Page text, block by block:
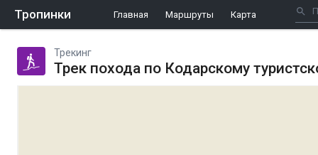
Тропинки Главная Маршруты Карта
Трекинг
Трек похода по Кодарскому